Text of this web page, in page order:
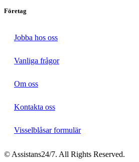
Företag
Jobba hos oss
Vanliga frågor
Om oss
Kontakta oss
Visselblåsar formulär
© Assistans24/7. All Rights Reserved.